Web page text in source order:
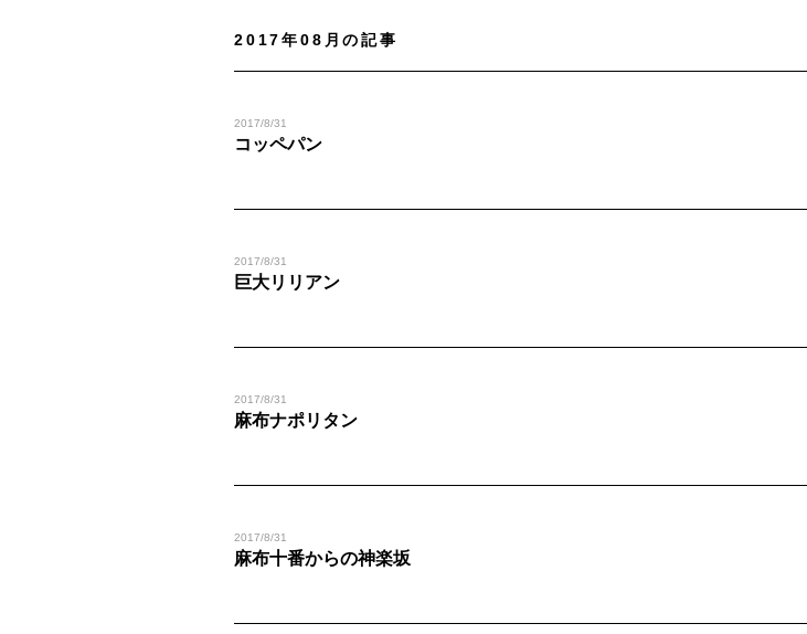
2017年08月の記事
2017/8/31
コッペパン
2017/8/31
巨大リリアン
2017/8/31
麻布ナポリタン
2017/8/31
麻布十番からの神楽坂